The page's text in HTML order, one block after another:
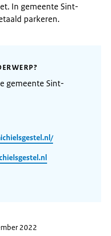
In gemeente Sint-
parkeren.
gemeente Sint-
2022